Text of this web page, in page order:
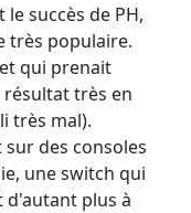
succès de PH,
très populaire.
qui prenait
très en
très mal).
sur des consoles
une switch qui
d'autant plus à